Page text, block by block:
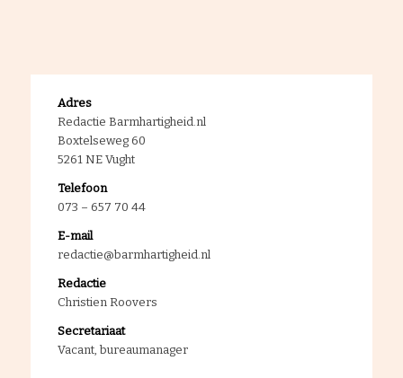
Adres
Redactie Barmhartigheid.nl
Boxtelseweg 60
5261 NE Vught
Telefoon
073 – 657 70 44
E-mail
redactie@barmhartigheid.nl
Redactie
Christien Roovers
Secretariaat
Vacant, bureaumanager